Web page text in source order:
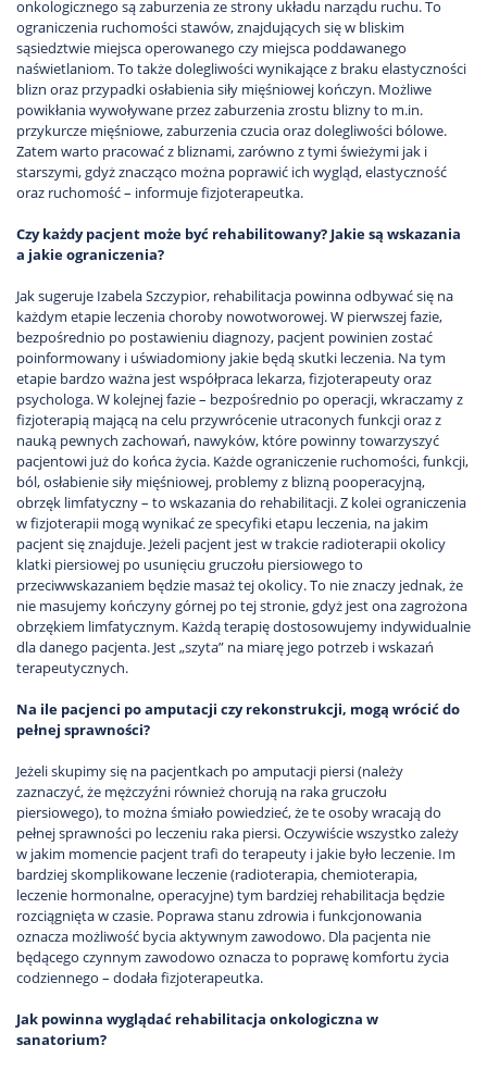
onkologicznego są zaburzenia ze strony układu narządu ruchu. To
ograniczenia ruchomości stawów, znajdujących się w bliskim
sąsiedztwie miejsca operowanego czy miejsca poddawanego
naświetlaniom. To także dolegliwości wynikające z braku elastyczności
blizn oraz przypadki osłabienia siły mięśniowej kończyn. Możliwe
powikłania wywoływane przez zaburzenia zrostu blizny to m.in.
przykurcze mięśniowe, zaburzenia czucia oraz dolegliwości bólowe.
Zatem warto pracować z bliznami, zarówno z tymi świeżymi jak i
starszymi, gdyż znacząco można poprawić ich wygląd, elastyczność
oraz ruchomość – informuje fizjoterapeutka.
Czy każdy pacjent może być rehabilitowany? Jakie są wskazania
a jakie ograniczenia?
Jak sugeruje Izabela Szczypior, rehabilitacja powinna odbywać się na
każdym etapie leczenia choroby nowotworowej. W pierwszej fazie,
bezpośrednio po postawieniu diagnozy, pacjent powinien zostać
poinformowany i uświadomiony jakie będą skutki leczenia. Na tym
etapie bardzo ważna jest współpraca lekarza, fizjoterapeuty oraz
psychologa. W kolejnej fazie – bezpośrednio po operacji, wkraczamy z
fizjoterapią mającą na celu przywrócenie utraconych funkcji oraz z
nauką pewnych zachowań, nawyków, które powinny towarzyszyć
pacjentowi już do końca życia. Każde ograniczenie ruchomości, funkcji,
ból, osłabienie siły mięśniowej, problemy z blizną pooperacyjną,
obrzęk limfatyczny – to wskazania do rehabilitacji. Z kolei ograniczenia
w fizjoterapii mogą wynikać ze specyfiki etapu leczenia, na jakim
pacjent się znajduje. Jeżeli pacjent jest w trakcie radioterapii okolicy
klatki piersiowej po usunięciu gruczołu piersiowego to
przeciwwskazaniem będzie masaż tej okolicy. To nie znaczy jednak, że
nie masujemy kończyny górnej po tej stronie, gdyż jest ona zagrożona
obrzękiem limfatycznym. Każdą terapię dostosowujemy indywidualnie
dla danego pacjenta. Jest „szyta” na miarę jego potrzeb i wskazań
terapeutycznych.
Na ile pacjenci po amputacji czy rekonstrukcji, mogą wrócić do
pełnej sprawności?
Jeżeli skupimy się na pacjentkach po amputacji piersi (należy
zaznaczyć, że mężczyźni również chorują na raka gruczołu
piersiowego), to można śmiało powiedzieć, że te osoby wracają do
pełnej sprawności po leczeniu raka piersi. Oczywiście wszystko zależy
w jakim momencie pacjent trafi do terapeuty i jakie było leczenie. Im
bardziej skomplikowane leczenie (radioterapia, chemioterapia,
leczenie hormonalne, operacyjne) tym bardziej rehabilitacja będzie
rozciągnięta w czasie. Poprawa stanu zdrowia i funkcjonowania
oznacza możliwość bycia aktywnym zawodowo. Dla pacjenta nie
będącego czynnym zawodowo oznacza to poprawę komfortu życia
codziennego – dodała fizjoterapeutka.
Jak powinna wyglądać rehabilitacja onkologiczna w
sanatorium?